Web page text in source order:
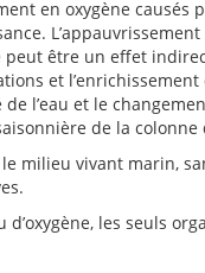
en oxygène
être un effet
et
l’eau et le
de la colonne
milieu vivant marin,
les seuls